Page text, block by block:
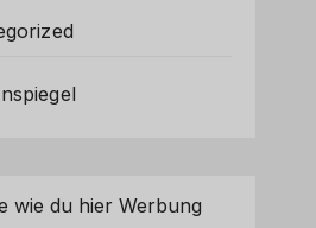
wie du hier Werbung